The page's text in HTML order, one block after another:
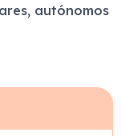
autónomos